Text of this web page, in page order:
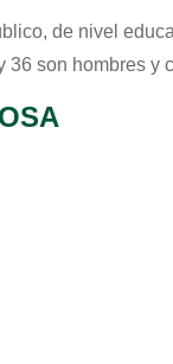
, de nivel
son hombres y